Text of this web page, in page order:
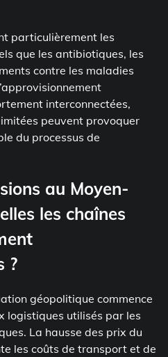
particulièrement les
que les antibiotiques, les
contre les maladies
interconnectées,
peuvent provoquer
du processus de
au Moyen-
les chaînes
?
géopolitique commence
logistiques utilisés par les
La hausse des prix du
les coûts de transport et de